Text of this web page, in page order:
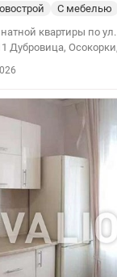
С мебелью
квартиры по
Дубровица,
окнами. В
тепло,
что помогает
В доме есть
Вся
школа,
за наличные.